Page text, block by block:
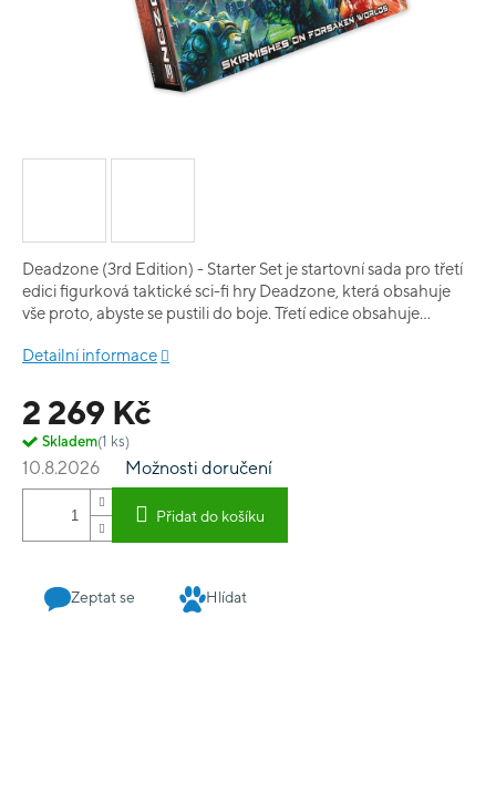
2 269 Kč
Skladem(1 ks)
10.8.2026 Možnosti doručení
Přidat do košíku
Deadzone (3rd Edition) - Starter Set je startovní sada pro třetí
edici figurková taktické sci-fi hry Deadzone, která obsahuje
vše proto, abyste se pustili do boje. Třetí edice obsahuje
Detailní informace
Zeptat se Hlídat